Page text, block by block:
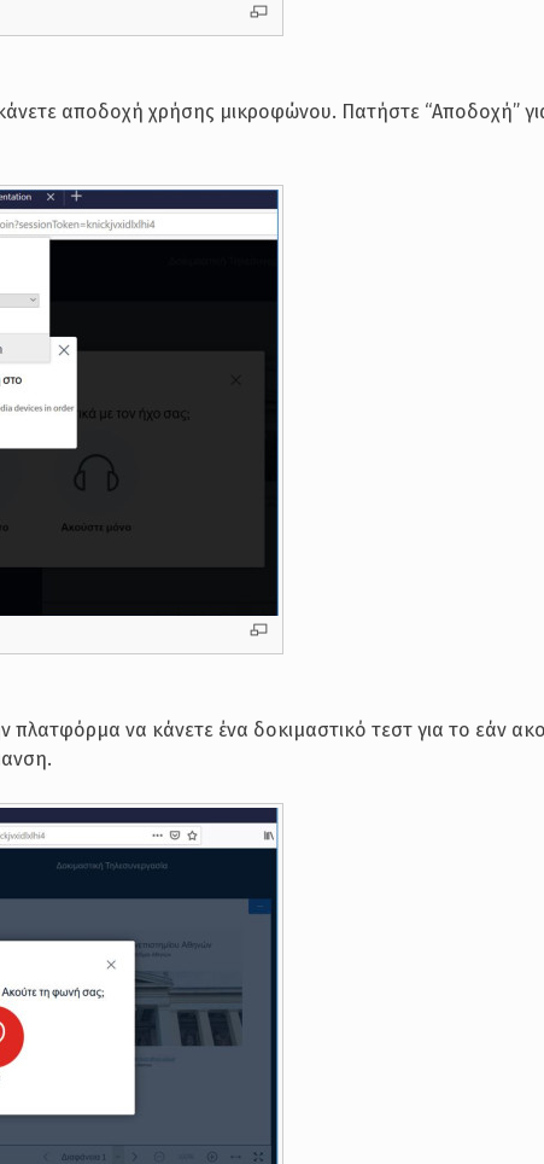
αποδοχή χρήσης μικροφώνου. Πατήστε “Αποδοχή”
να κάνετε ένα δοκιμαστικό τεστ για το εάν